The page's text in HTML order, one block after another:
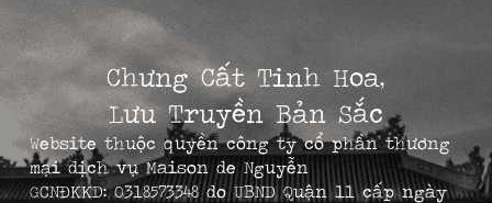
Chưng Cất Tinh Hoa,
Lưu Truyền Bản Sắc
Website thuộc quyền công ty cổ phần thương
mại dịch vụ Maison de Nguyễn
GCNĐKKD: 0318573348 do UBND Quận 11 cấp ngày